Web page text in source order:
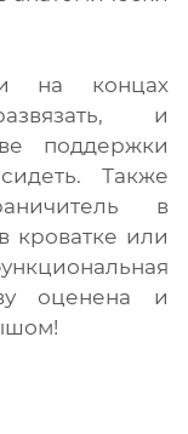
на концах
и
поддержки
Также
в
кроватке или
оценена и